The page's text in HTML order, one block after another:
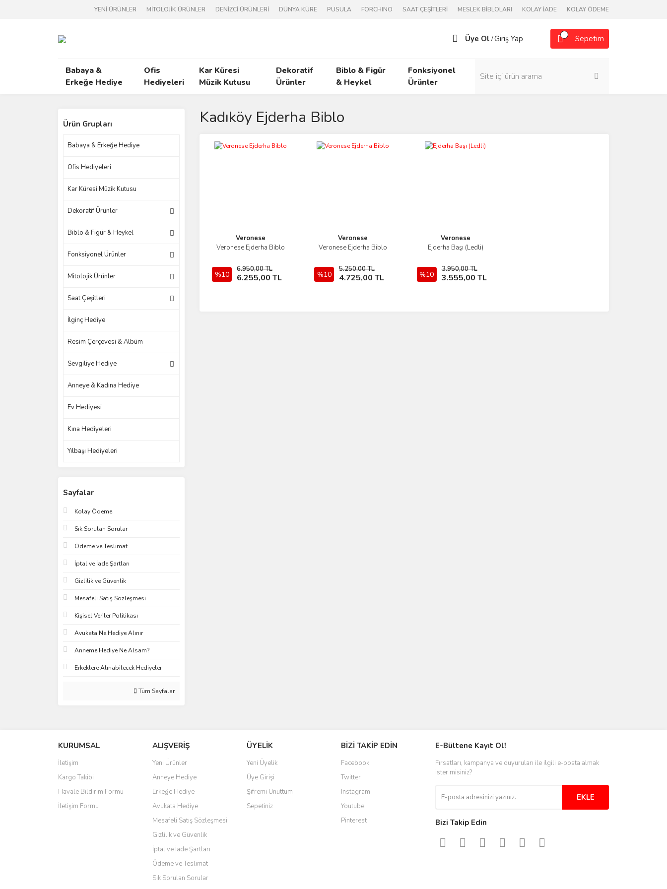
YENİ ÜRÜNLER MİTOLOJİK ÜRÜNLER DENİZCİ ÜRÜNLERİ DÜNYA KÜRE PUSULA FORCHINO SAAT ÇEŞİTLERİ MESLEK BİBLOLARI KOLAY İADE KOLAY ÖDEME
Üye Ol /Giriş Yap Sepetim
Babaya &
Erkeğe Hediye
Ofis
Hediyeleri
Kar Küresi
Müzik Kutusu
Dekoratif
Ürünler
Biblo & Figür
& Heykel
Fonksiyonel
Ürünler
Ürün Grupları
Babaya & Erkeğe Hediye
Ofis Hediyeleri
Kar Küresi Müzik Kutusu
Dekoratif Ürünler
Biblo & Figür & Heykel
Fonksiyonel Ürünler
Mitolojik Ürünler
Saat Çeşitleri
İlginç Hediye
Resim Çerçevesi & Albüm
Sevgiliye Hediye
Anneye & Kadına Hediye
Ev Hediyesi
Kına Hediyeleri
Yılbaşı Hediyeleri
Sayfalar
Kolay Ödeme
Sık Sorulan Sorular
Ödeme ve Teslimat
İptal ve İade Şartları
Gizlilik ve Güvenlik
Mesafeli Satış Sözleşmesi
Kişisel Veriler Politikası
Avukata Ne Hediye Alınır
Anneme Hediye Ne Alsam?
Erkeklere Alınabilecek Hediyeler
Tüm Sayfalar
Kadıköy Ejderha Biblo
Veronese
Veronese Ejderha Biblo
%10
6.950,00 TL
6.255,00 TL
İncele
Sepete Ekle
Veronese
Veronese Ejderha Biblo
%10
5.250,00 TL
4.725,00 TL
İncele
Sepete Ekle
Veronese
Ejderha Başı (Ledli)
%10
3.950,00 TL
3.555,00 TL
İncele
Sepete Ekle
KURUMSAL
İletişim
Kargo Takibi
Havale Bildirim Formu
İletişim Formu
ALIŞVERİŞ
Yeni Ürünler
Anneye Hediye
Erkeğe Hediye
Avukata Hediye
Mesafeli Satış Sözleşmesi
Gizlilik ve Güvenlik
İptal ve İade Şartları
Ödeme ve Teslimat
Sık Sorulan Sorular
ÜYELİK
Yeni Üyelik
Üye Girişi
Şifremi Unuttum
Sepetiniz
BİZİ TAKİP EDİN
Facebook
Twitter
Instagram
Youtube
Pinterest
E-Bültene Kayıt Ol!
Fırsatları, kampanya ve duyuruları ile ilgili e-posta almak
ister misiniz?
EKLE
Bizi Takip Edin